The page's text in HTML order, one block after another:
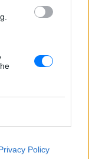
Policy
‑
ιστορία
ελάχιστοι